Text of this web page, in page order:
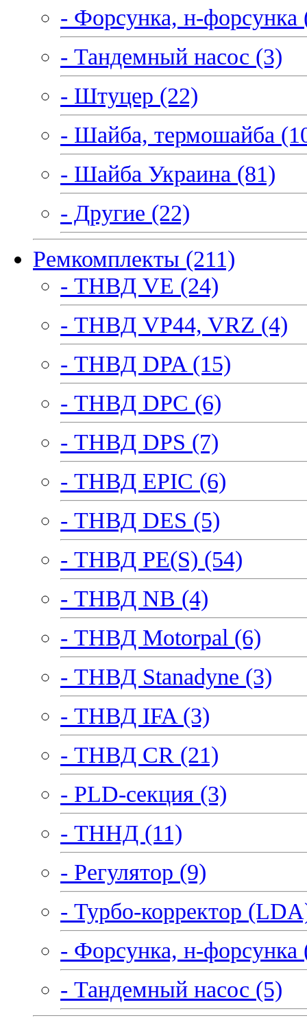
- Форсунка, н-форсунка
- Тандемный насос (3)
- Штуцер (22)
- Шайба, термошайба
- Шайба Украина (81)
- Другие (22)
Ремкомплекты (211)
- ТНВД VE (24)
- ТНВД VP44, VRZ (4)
- ТНВД DPA (15)
- ТНВД DPC (6)
- ТНВД DPS (7)
- ТНВД EPIC (6)
- ТНВД DES (5)
- ТНВД PE(S) (54)
- ТНВД NB (4)
- ТНВД Motorpal (6)
- ТНВД Stanadyne (3)
- ТНВД IFA (3)
- ТНВД CR (21)
- PLD-секция (3)
- ТННД (11)
- Регулятор (9)
- Турбо-корректор
- Форсунка, н-форсунка
- Тандемный насос (5)